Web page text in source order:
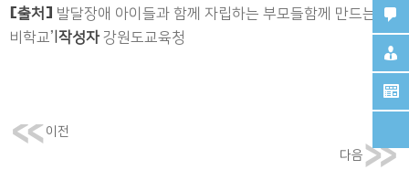
[출처] 발달장애 아이들과 함께 자립하는 부모들함께 만드는 ‘채
비학교’ 작성자 강원도교육청
이전
다음